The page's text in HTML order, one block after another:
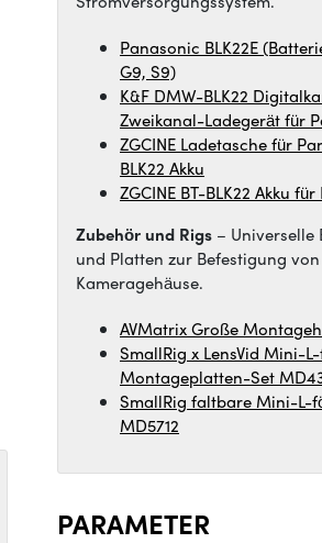
Panasonic BLK22E
G9, S9)
K&F DMW-BLK22
Zweikanal-Ladegerät für
ZGCINE Ladetasche für
BLK22 Akku
ZGCINE BT-BLK22 Akku
Zubehör und Rigs – Universelle
und Platten zur Befestigung
Kameragehäuse.
AVMatrix Große
SmallRig x LensVid Mini-
Montageplatten-Set
SmallRig faltbare Mini-L-
MD5712
PARAMETER